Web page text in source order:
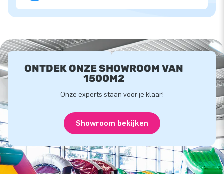
ONTDEK ONZE SHOWROOM VAN
1500M2
Onze experts staan voor je klaar!
Showroom bekijken